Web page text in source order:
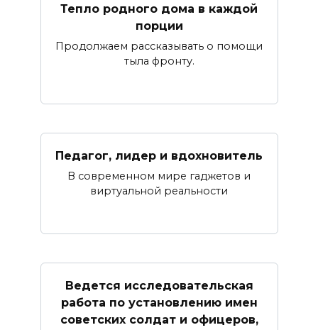
Тепло родного дома в каждой
порции
Продолжаем рассказывать о помощи
тыла фронту.
Педагог, лидер и вдохновитель
В современном мире гаджетов и
виртуальной реальности
Ведется исследовательская
работа по установлению имен
советских солдат и офицеров,